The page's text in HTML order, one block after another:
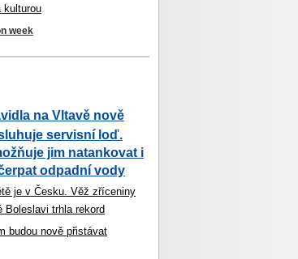
kulturou
week
na Vltavě nově
servisní loď.
jim natankovat i
odpadní vody
je v Česku. Věž zříceniny
Boleslavi trhla rekord
budou nově přistávat